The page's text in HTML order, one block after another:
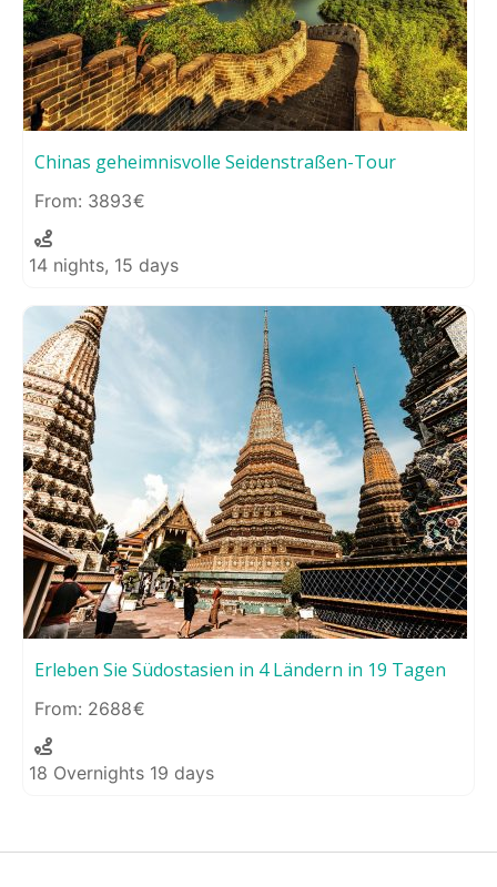
Chinas geheimnisvolle Seidenstraßen-Tour
3893
14 nights, 15 days
Erleben Sie Südostasien in 4 Ländern in 19 Tagen
2688
18 Overnights 19 days